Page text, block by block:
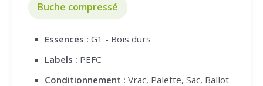
Buche compressé
Essences : G1 - Bois durs
Labels : PEFC
Conditionnement : Vrac, Palette, Sac, Ballot